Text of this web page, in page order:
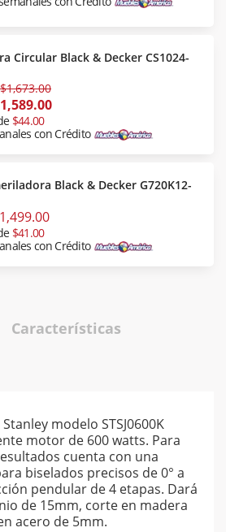
Circular Black & Decker CS1024-
$1,673.00
$44.00
con Crédito
Black & Decker G720K12-
$41.00
con Crédito
Características
modelo STSJ0600K
motor de 600 watts. Para
cuenta con una
biselados precisos de 0° a
pendular de 4 etapas. Dará
de 15mm, corte en madera
acero de 5mm.